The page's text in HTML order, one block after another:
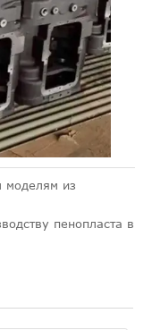
моделям из
пенопласта в